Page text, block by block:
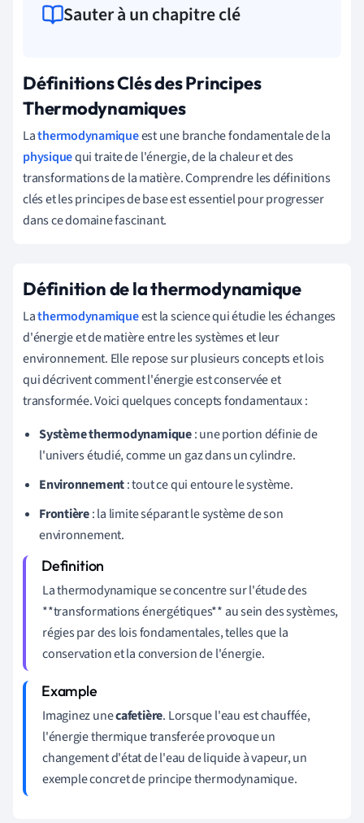
Sauter à un chapitre clé
Définitions Clés des Principes
Thermodynamiques
Lathermodynamiqueest une branche fondamentale de la
physiquequi traite de l'énergie, de la chaleur et des
transformations de la matière. Comprendre les définitions
clés et les principes de base est essentiel pour progresser
dans ce domaine fascinant.
Définition de la thermodynamique
Lathermodynamiqueest la science qui étudie les échanges
d'énergie et de matière entre les systèmes et leur
environnement. Elle repose sur plusieurs concepts et lois
qui décrivent comment l'énergie est conservée et
transformée. Voici quelques concepts fondamentaux :
Système thermodynamique: une portion définie de
l'univers étudié, comme un gaz dans un cylindre.
Environnement: tout ce qui entoure le système.
Frontière: la limite séparant le système de son
environnement.
La thermodynamique se concentre sur l'étude des
**transformations énergétiques** au sein des systèmes,
régies par des lois fondamentales, telles que la
conservation et la conversion de l'énergie.
Imaginez unecafetière. Lorsque l'eau est chauffée,
l'énergie thermique transferée provoque un
changement d'état de l'eau de liquide à vapeur, un
exemple concret de principe thermodynamique.